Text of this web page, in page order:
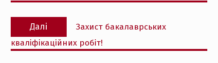
Далі
Наступний
запис:
Захист бакалаврських
кваліфікаційних робіт!